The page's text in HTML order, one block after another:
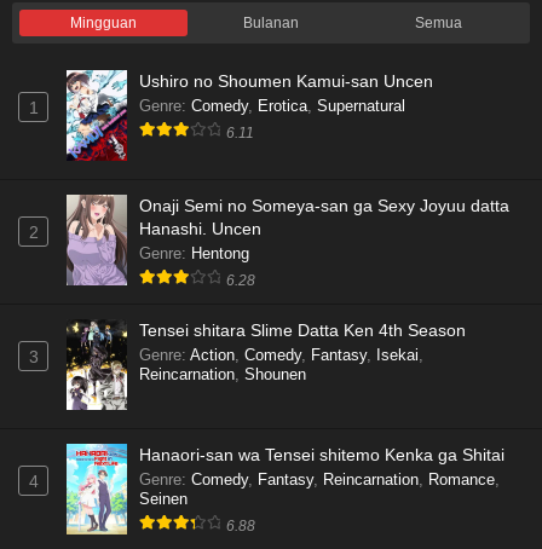
Mingguan Bulanan Semua
1
Ushiro no Shoumen Kamui-san Uncen
Genre: Comedy, Erotica, Supernatural
6.11
2
Onaji Semi no Someya-san ga Sexy Joyuu datta
Hanashi. Uncen
Genre: Hentong
6.28
3
Tensei shitara Slime Datta Ken 4th Season
Genre: Action, Comedy, Fantasy, Isekai,
Reincarnation, Shounen
4
Hanaori-san wa Tensei shitemo Kenka ga Shitai
Genre: Comedy, Fantasy, Reincarnation, Romance,
Seinen
6.88